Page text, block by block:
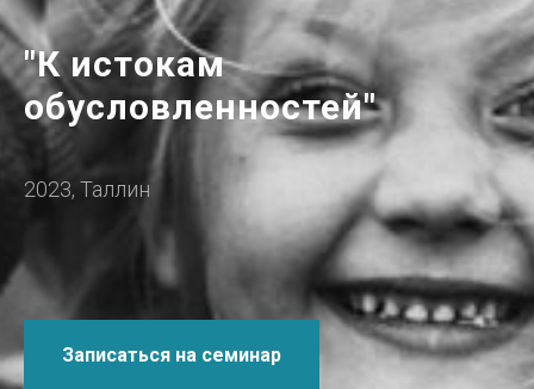
"К истокам
обусловленностей"
2023, Таллин
Записаться на семинар